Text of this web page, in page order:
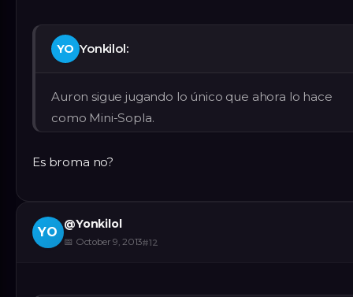
YO Yonkilol:
Auron sigue jugando lo único que ahora lo hace
como Mini-Sopla.
Es broma no?
YO
@Yonkilol
📅 October 9, 2013#12